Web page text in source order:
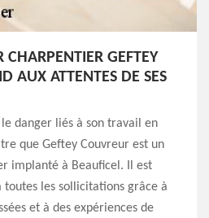
CHARPENTIER GEFTEY
AUX ATTENTES DE SES
danger liés à son travail en
que Geftey Couvreur est un
implanté à Beauficel. Il est
les sollicitations grâce à
et à des expériences de